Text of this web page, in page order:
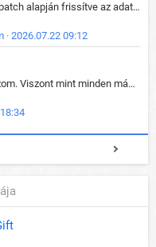
Kártya változások a 36.0.3-as patch alapján frissítve az adatbázisban (képek is cserélve).
2026.07.22 09:12
Amióta bejött, csak ezzel játszom. Viszont mint minden más - akár az alapjáték is, ez is baromira összetett lett. Néha már pár kör után is esélytelen az egész. Vagy irreállisan túltápol valaki, vagy lelép a partner, vagy csak hülye mint a segg. És amikor eljönne az én időm, na akkor jön el mindenki másé is. Engem jobban érdekelne, hogy ki milyen ratingen szokott játszani. Na ez lenne egy érdekes adat.